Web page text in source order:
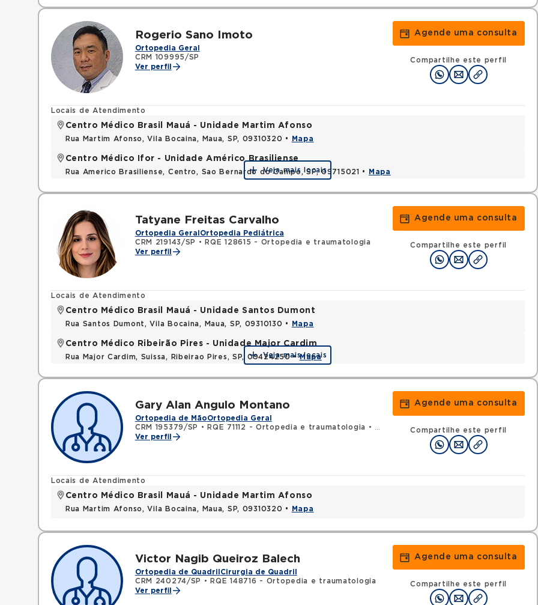
Rogerio Sano Imoto
Ortopedia Geral
CRM 109995/SP
Ver perfil
Agende uma consulta
Compartilhe este perfil
Locais de Atendimento
Centro Médico Brasil Mauá - Unidade Martim Afonso
Rua Martim Afonso, Vila Bocaina, Maua, SP, 09310320 • Mapa
Centro Médico Ifor - Unidade Américo Brasiliense
Rua Americo Brasiliense, Centro, Sao Bernardo do Campo, SP, 09715021 • Mapa
Veja mais locais
Tatyane Freitas Carvalho
Ortopedia Geral Ortopedia Pediátrica
CRM 219143/SP
•
RQE 128615 - Ortopedia e traumatologia
Ver perfil
Agende uma consulta
Compartilhe este perfil
Locais de Atendimento
Centro Médico Brasil Mauá - Unidade Santos Dumont
Rua Santos Dumont, Vila Bocaina, Maua, SP, 09310130 • Mapa
Centro Médico Ribeirão Pires - Unidade Major Cardim
Rua Major Cardim, Suissa, Ribeirao Pires, SP, 09424250 •Mapa
Veja mais locais
Gary Alan Angulo Montano
Ortopedia de MãoOrtopedia Geral
CRM 195379/SP
• RQE 71112 - Ortopedia e traumatologia • RQE 95592 - Cirurgia da mão •RQE
Ver perfil
Agende uma consulta
Compartilhe este perfil
Locais de Atendimento
Centro Médico Brasil Mauá - Unidade Martim Afonso
Rua Martim Afonso, Vila Bocaina, Maua, SP, 09310320 • Mapa
Victor Nagib Queiroz Balech
Ortopedia de Quadril Cirurgia de Quadril
CRM 240274/SP
•
RQE 148716 - Ortopedia e traumatologia
Ver perfil
Agende uma consulta
Compartilhe este perfil